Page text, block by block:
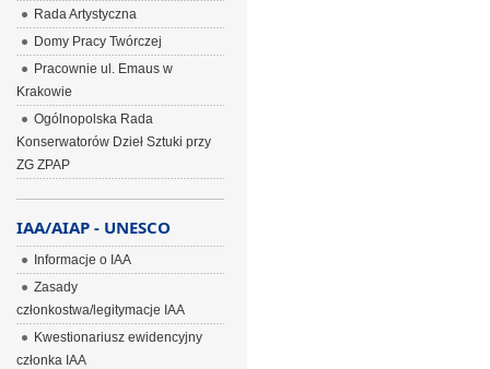
Rada Artystyczna
Domy Pracy Twórczej
Pracownie ul. Emaus w
Krakowie
Ogólnopolska Rada
Konserwatorów Dzieł Sztuki przy
ZG ZPAP
IAA/AIAP - UNESCO
Informacje o IAA
Zasady
członkostwa/legitymacje IAA
Kwestionariusz ewidencyjny
członka IAA